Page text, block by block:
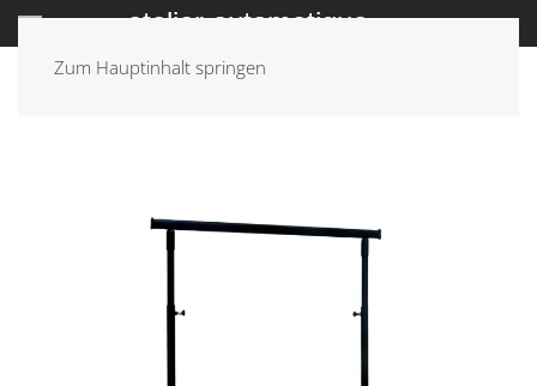
Zum Hauptinhalt springen